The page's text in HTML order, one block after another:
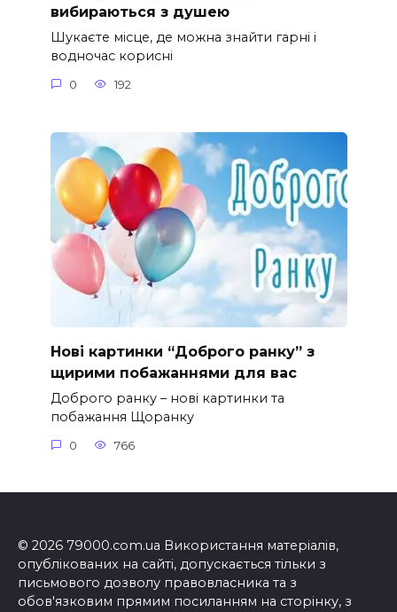
вибираються з душею
Шукаєте місце, де можна знайти гарні і
водночас корисні
0 192
Нові картинки “Доброго ранку” з
щирими побажаннями для вас
Доброго ранку – нові картинки та
побажання Щоранку
0 766
© 2026 79000.com.ua Використання матеріалів,
опублікованих на сайті, допускається тільки з
письмового дозволу правовласника та з
обов'язковим прямим посиланням на сторінку, з